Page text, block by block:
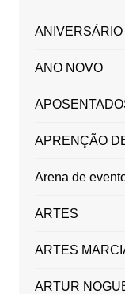
ANIVERSÁRIO
ANO NOVO
APRENÇÃO
Arena de
ARTES
ARTES
ARTUR